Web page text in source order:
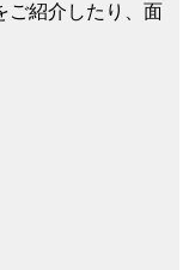
ご紹介したり、面